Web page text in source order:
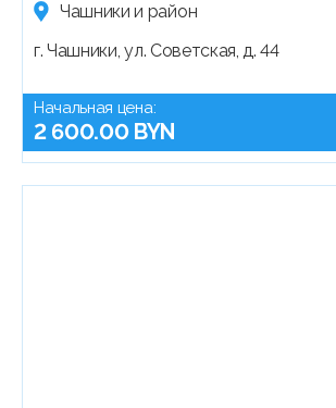
Чашники и район
г. Чашники, ул. Советская, д. 44
Начальная цена:
2 600.00 BYN